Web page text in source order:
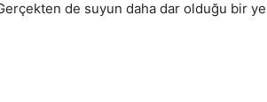
de suyun daha dar olduğu bir